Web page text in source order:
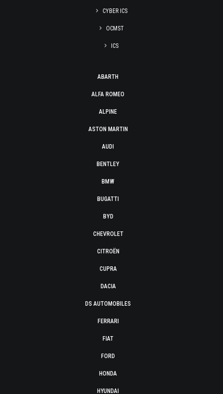
CYBER ICS
OCMST
ICS
ABARTH
ALFA ROMEO
ALPINE
ASTON MARTIN
AUDI
BENTLEY
BMW
BUGATTI
BYD
CHEVROLET
CITROËN
CUPRA
DACIA
DS AUTOMOBILES
FERRARI
FIAT
FORD
HONDA
HYUNDAI